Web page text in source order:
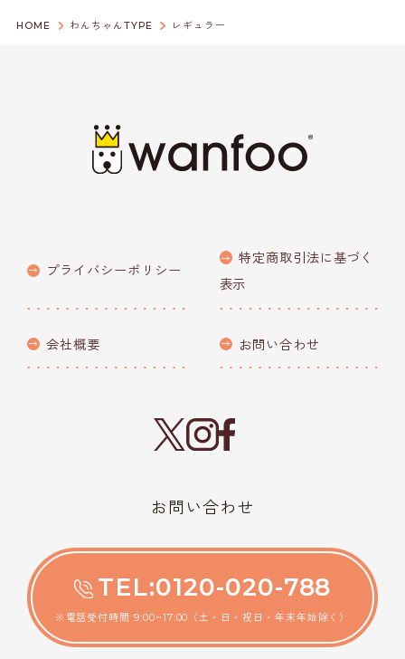
HOME わんちゃんTYPE レギュラー
プライバシーポリシー
特定商取引法に基づく
表示
会社概要 お問い合わせ
お問い合わせ
TEL:0120-020-788
※電話受付時間 9:00~17:00（土・日・祝日・年末年始除く）